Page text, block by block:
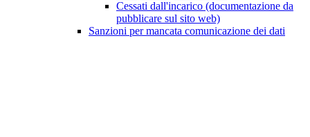
Cessati dall'incarico (documentazione da
pubblicare sul sito web)
Sanzioni per mancata comunicazione dei dati